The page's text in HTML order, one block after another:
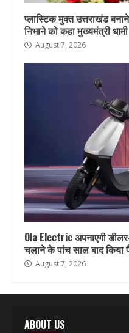
प्लास्टिक मुक्त उत्तराखंड
निभाने को कहा मुख्यमंत्री
August 7, 2026
Ola Electric अपनाएगी
चलाने के पांच साल बाद
August 7, 2026
ABOUT US